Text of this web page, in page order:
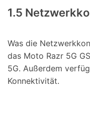
1.5
Was die
das Moto Razr 5G
5G. Außerdem
Konnektivität.